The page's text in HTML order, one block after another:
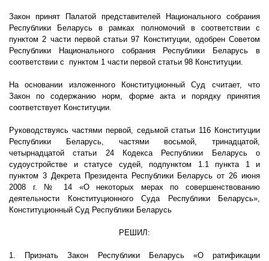
Закон принят Палатой представителей Национального собрания
Республики Беларусь в рамках полномочий в соответствии с
пунктом 2 части первой статьи 97 Конституции, одобрен Советом
Республики Национального собрания Республики Беларусь в
соответствии с пунктом 1 части первой статьи 98 Конституции.
На основании изложенного Конституционный Суд считает, что
Закон по содержанию норм, форме акта и порядку принятия
соответствует Конституции.
Руководствуясь частями первой, седьмой статьи 116 Конституции
Республики Беларусь, частями восьмой, тринадцатой,
четырнадцатой статьи 24 Кодекса Республики Беларусь о
судоустройстве и статусе судей, подпунктом 1.1 пункта 1 и
пунктом 3 Декрета Президента Республики Беларусь от 26 июня
2008 г. № 14 «О некоторых мерах по совершенствованию
деятельности Конституционного Суда Республики Беларусь»,
Конституционный Суд Республики Беларусь
РЕШИЛ:
1. Признать Закон Республики Беларусь «О ратификации